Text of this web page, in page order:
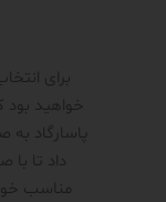
برای
خواهید
پاسارگاد به
داد تا
مناسب